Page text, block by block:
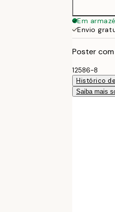
Em
Envio
Poster
12586-8
Histórico
Saiba mais